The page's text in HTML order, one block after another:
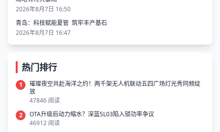
2026年8月7日 16:50
青岛：科技赋能夏管 筑牢丰产基石
2026年8月7日 16:47
热门排行
1
璀璨夜空共赴海洋之约！两千架无人机联动五四广场灯光秀同频绽
放
47846 阅读
2
OTA升级后动力缩水？深蓝SL03陷入锁功率争议
46912 阅读